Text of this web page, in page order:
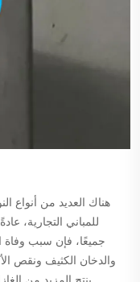
هناك العديد من أنواع
للمباني التجارية،
جميعًا، فإن سبب
والدخان الكثيف ونقص